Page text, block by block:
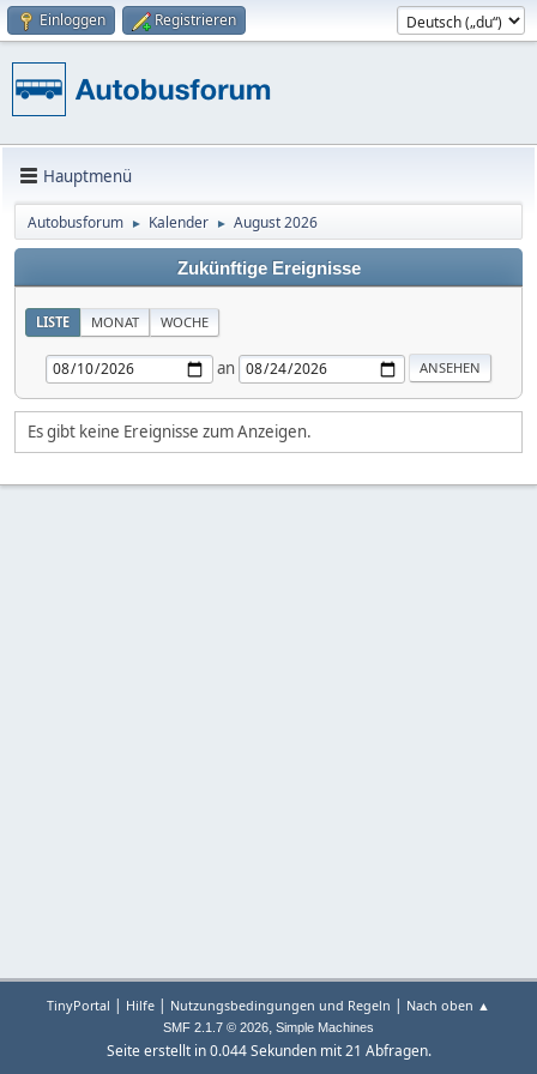
Einloggen Registrieren
Hauptmenü
Autobusforum ► Kalender ► August 2026
Zukünftige Ereignisse
LISTE MONAT WOCHE
an
Es gibt keine Ereignisse zum Anzeigen.
TinyPortal | Hilfe | Nutzungsbedingungen und Regeln | Nach oben ▲
SMF 2.1.7 © 2026, Simple Machines
Seite erstellt in 0.044 Sekunden mit 21 Abfragen.